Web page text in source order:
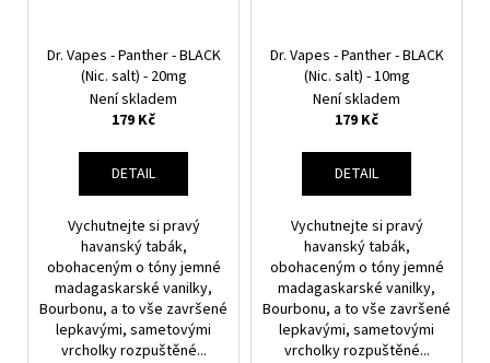
Dr. Vapes - Panther - BLACK
(Nic. salt) - 20mg
Není skladem
179 Kč
DETAIL
Vychutnejte si pravý
havanský tabák,
obohaceným o tóny jemné
madagaskarské vanilky,
Bourbonu, a to vše završené
lepkavými, sametovými
vrcholky rozpuštěné...
Dr. Vapes - Panther - BLACK
(Nic. salt) - 10mg
Není skladem
179 Kč
DETAIL
Vychutnejte si pravý
havanský tabák,
obohaceným o tóny jemné
madagaskarské vanilky,
Bourbonu, a to vše završené
lepkavými, sametovými
vrcholky rozpuštěné...